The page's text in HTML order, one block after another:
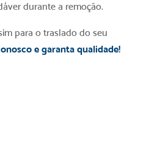
durante a remoção.
para o traslado do seu
e garanta qualidade!